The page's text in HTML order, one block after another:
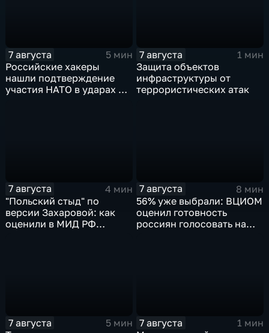
7 августа
5 мин
Российские хакеры
нашли подтверждение
участия НАТО в ударах по
7 августа
1 мин
Защита объектов
инфраструктуры от
террористических атак
7 августа
4 мин
"Польский стыд" по
версии Захаровой: как
оценили в МИД РФ
7 августа
8 мин
56% уже выбрали: ВЦИОМ
оценил готовность
россиян голосовать на
7 августа
5 мин
7 августа
1 мин